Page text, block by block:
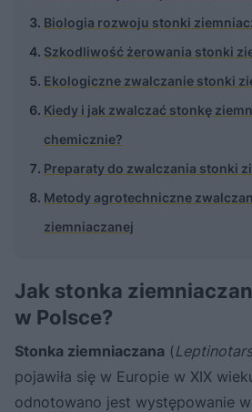
Biologia rozwoju stonki
Szkodliwość żerowania stonki
Ekologiczne zwalczanie stonki
Kiedy i jak zwalczać stonkę
chemicznie?
Preparaty do zwalczania stonki
Metody agrotechniczne
ziemniaczanej
Jak stonka
w Polsce?
Stonka ziemniaczana (
pojawiła się w Europie w XIX
odnotowano jest występowanie